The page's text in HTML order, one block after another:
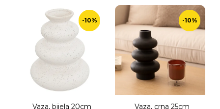
-10%
Vaza, bijela 20cm
-10%
Vaza, crna 25cm